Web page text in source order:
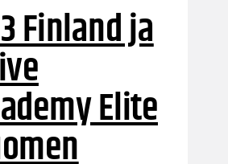
Finland ja
Elite